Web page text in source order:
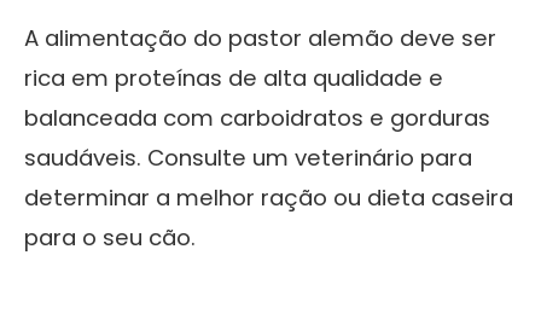
A alimentação do pastor alemão deve ser
rica em proteínas de alta qualidade e
balanceada com carboidratos e gorduras
saudáveis. Consulte um veterinário para
determinar a melhor ração ou dieta caseira
para o seu cão.